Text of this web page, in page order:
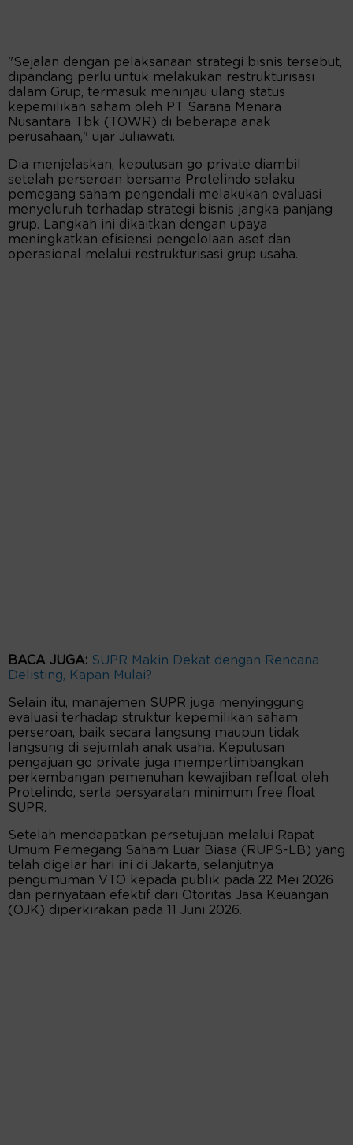
"Sejalan dengan pelaksanaan strategi bisnis tersebut,
dipandang perlu untuk melakukan restrukturisasi
dalam Grup, termasuk meninjau ulang status
kepemilikan saham oleh PT Sarana Menara
Nusantara Tbk (TOWR) di beberapa anak
perusahaan," ujar Juliawati.
Dia menjelaskan, keputusan go private diambil
setelah perseroan bersama Protelindo selaku
pemegang saham pengendali melakukan evaluasi
menyeluruh terhadap strategi bisnis jangka panjang
grup. Langkah ini dikaitkan dengan upaya
meningkatkan efisiensi pengelolaan aset dan
operasional melalui restrukturisasi grup usaha.
BACA JUGA: SUPR Makin Dekat dengan Rencana
Delisting, Kapan Mulai?
Selain itu, manajemen SUPR juga menyinggung
evaluasi terhadap struktur kepemilikan saham
perseroan, baik secara langsung maupun tidak
langsung di sejumlah anak usaha. Keputusan
pengajuan go private juga mempertimbangkan
perkembangan pemenuhan kewajiban refloat oleh
Protelindo, serta persyaratan minimum free float
SUPR.
Setelah mendapatkan persetujuan melalui Rapat
Umum Pemegang Saham Luar Biasa (RUPS-LB) yang
telah digelar hari ini di Jakarta, selanjutnya
pengumuman VTO kepada publik pada 22 Mei 2026
dan pernyataan efektif dari Otoritas Jasa Keuangan
(OJK) diperkirakan pada 11 Juni 2026.